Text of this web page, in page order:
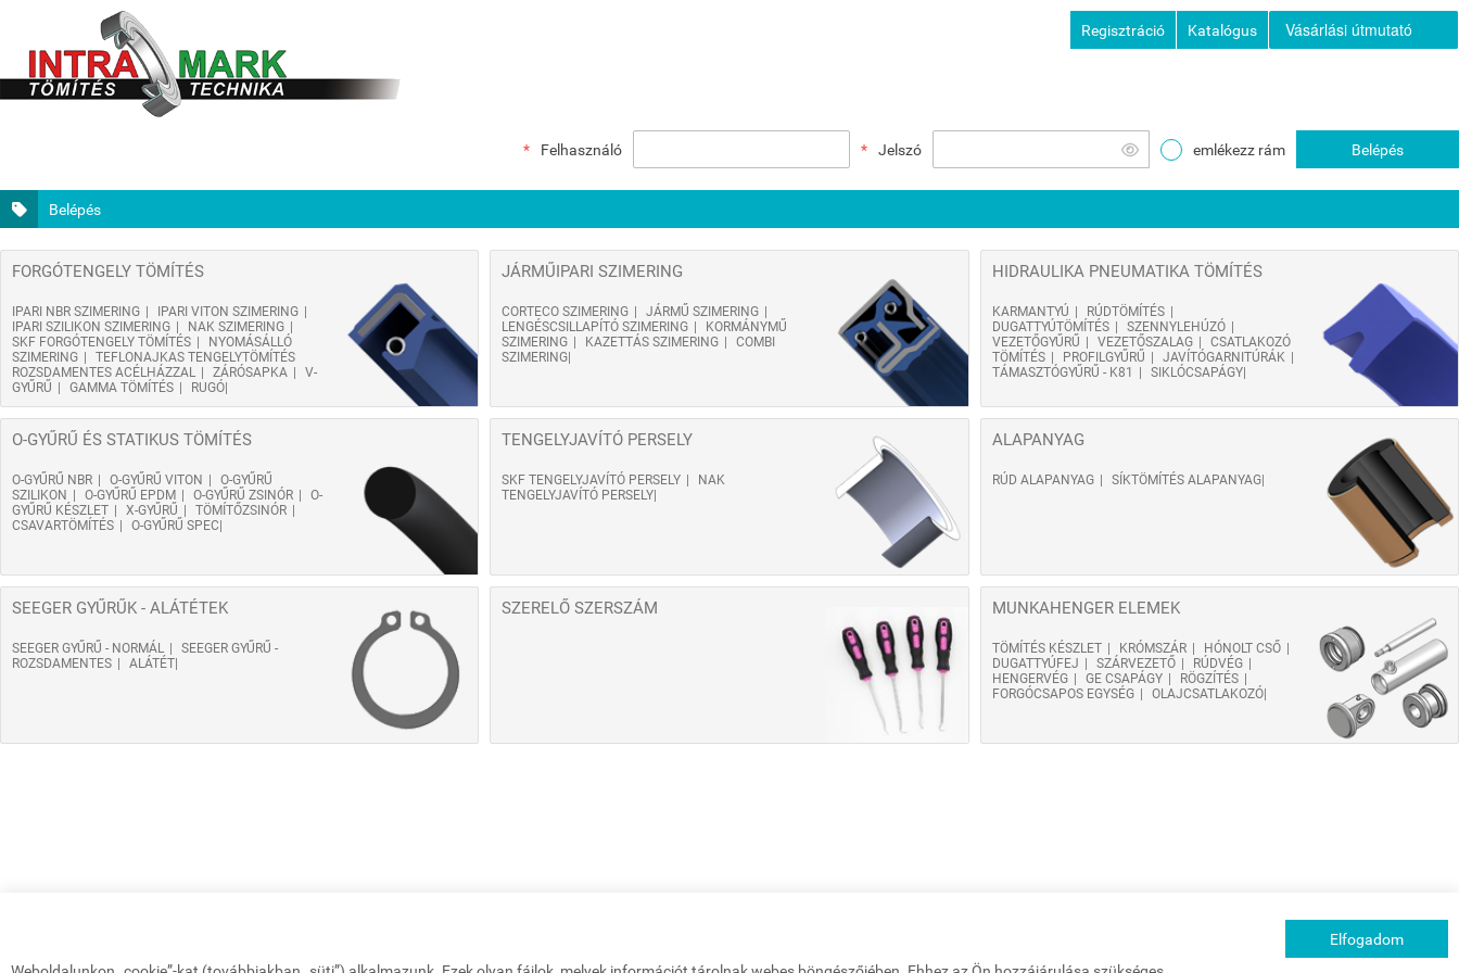
Regisztráció Katalógus Vásárlási útmutató
Felhasználó Jelszó emlékezz rám Belépés
Belépés
FORGÓTENGELY TÖMÍTÉS
IPARI NBR SZIMERING
IPARI VITON SZIMERING
IPARI SZILIKON SZIMERING
NAK SZIMERING
SKF FORGÓTENGELY TÖMÍTÉS
NYOMÁSÁLLÓ
SZIMERING
TEFLONAJKAS TENGELYTÖMÍTÉS
ROZSDAMENTES ACÉLHÁZZAL
ZÁRÓSAPKA
V-
GYŰRŰ
GAMMA TÖMÍTÉS RUGÓ
JÁRMŰIPARI SZIMERING
CORTECO SZIMERING
JÁRMŰ SZIMERING
LENGÉSCSILLAPÍTÓ SZIMERING
KORMÁNYMŰ
SZIMERING
KAZETTÁS SZIMERING
COMBI
SZIMERING
HIDRAULIKA PNEUMATIKA TÖMÍTÉS
KARMANTYÚ
RÚDTÖMÍTÉS
DUGATTYÚTÖMÍTÉS
SZENNYLEHÚZÓ
VEZETŐGYŰRŰ
VEZETŐSZALAG
CSATLAKOZÓ
TÖMÍTÉS
PROFILGYŰRŰ
JAVÍTÓGARNITÚRÁK
TÁMASZTÓGYŰRŰ - K81
SIKLÓCSAPÁGY
O-GYŰRŰ ÉS STATIKUS TÖMÍTÉS
O-GYŰRŰ NBR O-GYŰRŰ VITON
O-GYŰRŰ
SZILIKON
O-GYŰRŰ EPDM O-GYŰRŰ ZSINÓR
O-
GYŰRŰ KÉSZLET
X-GYŰRŰ
TÖMÍTŐZSINÓR
CSAVARTÖMÍTÉS
O-GYŰRŰ SPEC
TENGELYJAVÍTÓ PERSELY
SKF TENGELYJAVÍTÓ PERSELY
NAK
TENGELYJAVÍTÓ PERSELY
ALAPANYAG
RÚD ALAPANYAG SÍKTÖMÍTÉS ALAPANYAG
SEEGER GYŰRŰK - ALÁTÉTEK
SEEGER GYŰRŰ - NORMÁL
SEEGER GYŰRŰ -
ROZSDAMENTES
ALÁTÉT
SZERELŐ SZERSZÁM MUNKAHENGER ELEMEK
TÖMÍTÉS KÉSZLET KRÓMSZÁR
HÓNOLT CSŐ
DUGATTYÚFEJ
SZÁRVEZETŐ
RÚDVÉG
HENGERVÉG
GE CSAPÁGY
RÖGZÍTÉS
FORGÓCSAPOS EGYSÉG
OLAJCSATLAKOZÓ
Elfogadom